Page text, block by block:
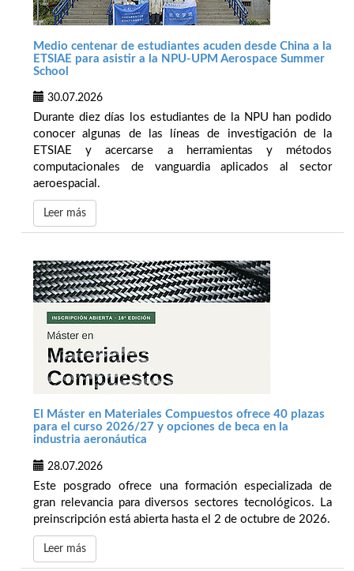
Medio centenar de estudiantes acuden desde China a la
ETSIAE para asistir a la NPU-UPM Aerospace Summer
School
30.07.2026
Durante diez días los estudiantes de la NPU han podido
conocer algunas de las líneas de investigación de la
ETSIAE y acercarse a herramientas y métodos
computacionales de vanguardia aplicados al sector
aeroespacial.
Leer más
El Máster en Materiales Compuestos ofrece 40 plazas
para el curso 2026/27 y opciones de beca en la
industria aeronáutica
28.07.2026
Este posgrado ofrece una formación especializada de
gran relevancia para diversos sectores tecnológicos. La
preinscripción está abierta hasta el 2 de octubre de 2026.
Leer más